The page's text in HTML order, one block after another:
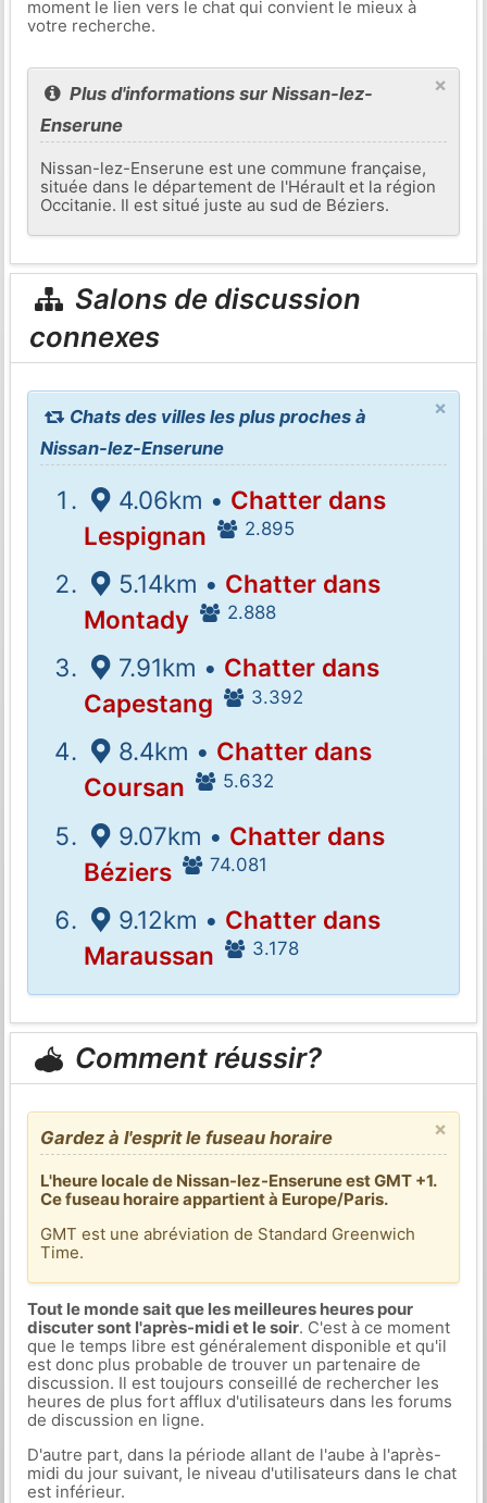
moment le lien vers le chat qui convient le mieux à
votre recherche.
×
Plus d'informations sur Nissan-lez-
Enserune
Nissan-lez-Enserune est une commune française,
située dans le département de l'Hérault et la région
Occitanie. Il est situé juste au sud de Béziers.
Salons de discussion
connexes
×
Chats des villes les plus proches à
Nissan-lez-Enserune
4.06km • Chatter dans
Lespignan
2.895
5.14km • Chatter dans
Montady
2.888
7.91km • Chatter dans
Capestang
3.392
8.4km • Chatter dans
Coursan
5.632
9.07km • Chatter dans
Béziers
74.081
9.12km • Chatter dans
Maraussan
3.178
Comment réussir?
×
Gardez à l'esprit le fuseau horaire
L'heure locale de Nissan-lez-Enserune est GMT +1.
Ce fuseau horaire appartient à Europe/Paris.
GMT est une abréviation de Standard Greenwich
Time.
Tout le monde sait que les meilleures heures pour
discuter sont l'après-midi et le soir. C'est à ce moment
que le temps libre est généralement disponible et qu'il
est donc plus probable de trouver un partenaire de
discussion. Il est toujours conseillé de rechercher les
heures de plus fort afflux d'utilisateurs dans les forums
de discussion en ligne.
D'autre part, dans la période allant de l'aube à l'après-
midi du jour suivant, le niveau d'utilisateurs dans le chat
est inférieur.